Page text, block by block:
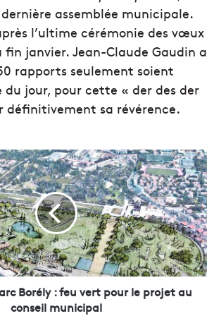
dernière assemblée municipale.
l’ultime cérémonie des vœux
fin janvier. Jean-Claude Gaudin a
rapports seulement soient
du jour, pour cette « der des der
définitivement sa révérence.
Borély : feu vert pour le projet au
conseil municipal